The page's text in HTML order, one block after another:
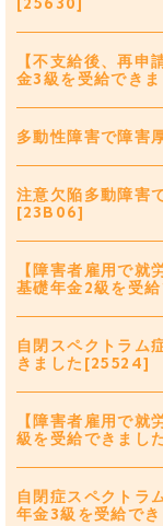
【不支給後、再
金3級を受給でき
多動性障害で障害
注意欠陥多動障害
[23B06]
【障害者雇用で
基礎年金2級を受
自閉スペクトラム
きました[25524]
【障害者雇用で
級を受給できまし
自閉症スペクトラ
年金3級を受給で